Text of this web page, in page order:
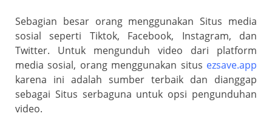
Sebagian besar orang menggunakan Situs media
sosial seperti Tiktok, Facebook, Instagram, dan
Twitter. Untuk mengunduh video dari platform
media sosial, orang menggunakan situs ezsave.app
karena ini adalah sumber terbaik dan dianggap
sebagai Situs serbaguna untuk opsi pengunduhan
video.